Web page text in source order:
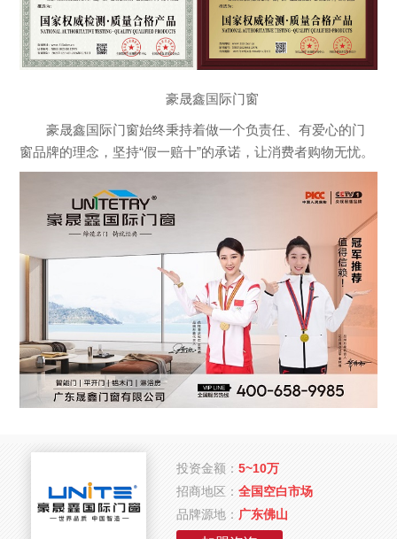
豪晟鑫国际门窗
豪晟鑫国际门窗始终秉持着做一个负责任、有爱心的门
窗品牌的理念，坚持“假一赔十”的承诺，让消费者购物无忧。
投资金额：5~10万
招商地区：全国空白市场
品牌源地： 广东佛山